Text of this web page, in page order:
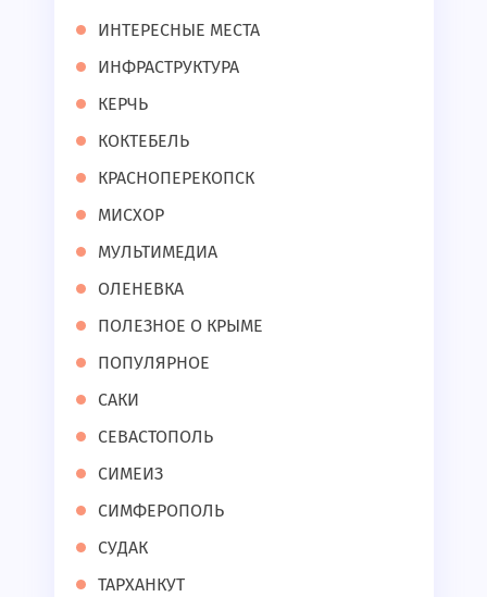
ИНТЕРЕСНЫЕ МЕСТА
ИНФРАСТРУКТУРА
КЕРЧЬ
КОКТЕБЕЛЬ
КРАСНОПЕРЕКОПСК
МИСХОР
МУЛЬТИМЕДИА
ОЛЕНЕВКА
ПОЛЕЗНОЕ О КРЫМЕ
ПОПУЛЯРНОЕ
САКИ
СЕВАСТОПОЛЬ
СИМЕИЗ
СИМФЕРОПОЛЬ
СУДАК
ТАРХАНКУТ